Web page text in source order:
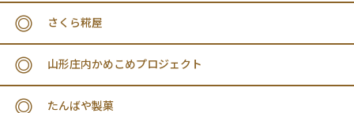
さくら糀屋
山形庄内かめこめプロジェクト
たんばや製菓